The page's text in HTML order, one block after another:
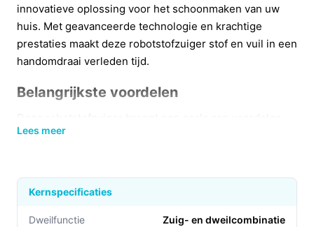
innovatieve oplossing voor het schoonmaken van uw
huis. Met geavanceerde technologie en krachtige
prestaties maakt deze robotstofzuiger stof en vuil in een
handomdraai verleden tijd.
Belangrijkste voordelen
met zich mee die het schoonmaken makkelijker en
Indrukwekkende zuigkracht van 4000 Pa:Deze
krachtige motor zorgt ervoor dat zelfs de kleinste
stofdeeltjes worden opgezogen, waardoor uw
Lees meer
Kernspecificaties
Dweilfunctie Zuig- en dweilcombinatie​